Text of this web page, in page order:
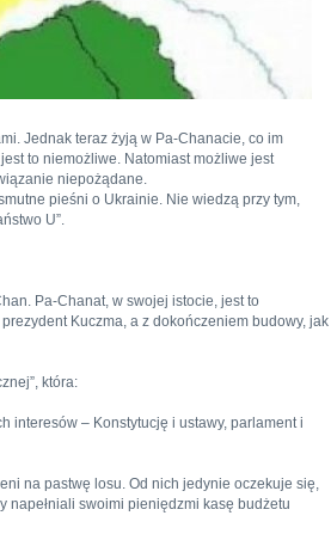
Jednak teraz żyją w Pa-Chanacie, co im
to niemożliwe. Natomiast możliwe jest
niepożądane.
pieśni o Ukrainie. Nie wiedzą przy tym,
U”.
Pa-Chanat, w swojej istocie, jest to
Kuczma, a z dokończeniem budowy, jak
która:
interesów – Konstytucję i ustawy, parlament i
na pastwę losu. Od nich jedynie oczekuje się,
napełniali swoimi pieniędzmi kasę budżetu